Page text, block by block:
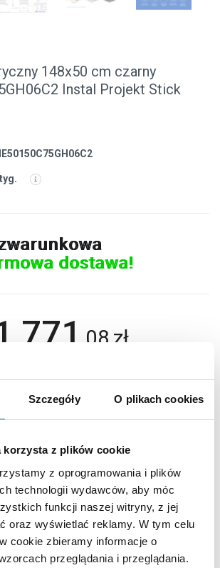
Szczegóły O plikach cookies
korzysta z plików cookie
z oprogramowania i plików
technologii wydawców, aby móc
funkcji naszej witryny, z jej
oraz wyświetlać reklamy. W tym celu
cookie zbieramy informacje o
przeglądania i przeglądania.
148x50 cm czarny
Instal Projekt Stick
dostawa!
771 08 zł
DO KOSZYKA